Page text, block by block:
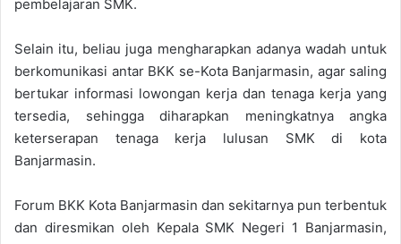
pembelajaran SMK.
Selain itu, beliau juga mengharapkan adanya wadah untuk
berkomunikasi antar BKK se-Kota Banjarmasin, agar saling
bertukar informasi lowongan kerja dan tenaga kerja yang
tersedia, sehingga diharapkan meningkatnya angka
keterserapan tenaga kerja lulusan SMK di kota
Banjarmasin.
Forum BKK Kota Banjarmasin dan sekitarnya pun terbentuk
dan diresmikan oleh Kepala SMK Negeri 1 Banjarmasin,